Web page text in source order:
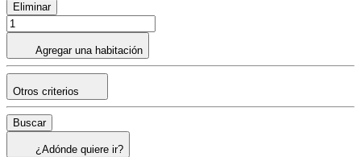
Eliminar
Agregar una habitación
Otros criterios
Buscar
¿Adónde quiere ir?